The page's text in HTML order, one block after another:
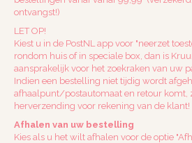
ontvangst!)
LET OP!
Kiest u in de PostNL app voor "neerzet
rondom huis of in speciale box, dan is
aansprakelijk voor het zoekraken van uw
Indien een bestelling niet tijdig wordt
afhaalpunt/postautomaat en retour komt,
herverzending voor rekening van de klant!
Afhalen van uw bestelling
Kies als u het wilt afhalen voor de optie